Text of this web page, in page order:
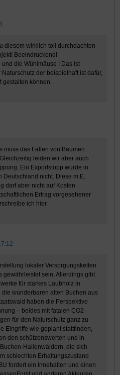
diesem wirklich toll durchdachten
Beeindruckend!
die Wühlmäuse ! Das ist
der beispielhaft ist dafür,
gestalten können.
muss das Fällen von Bäumen
leiden wir aber auch
Ein Exportstopp wurde in
Deutschland nicht. Diese m.E.
darf aber nicht auf Kosten
Ertrag vorgesehener
ich hier.
lokaler Versorgungsketten
gewährleistet sein. Allerdings gibt
für starkes Laubholz in
die wunderbaren alten Buchen aus
haben die Perspektive
– beides mit fatalen CO2-
für den Naturschutz ganz zu
Eingriffe wie geplant stattfinden,
den schützenswerten und in
Hallenwäldern, die sich
schlechten Erhaltungszustand
fordert ein Innehalten und einen